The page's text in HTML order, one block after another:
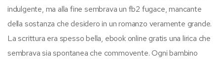
indulgente, ma alla fine sembrava un fb2 fugace, mancante
della sostanza che desidero in un romanzo veramente grande.
La scrittura era spesso bella, ebook online gratis una lirica che
sembrava sia spontanea che commovente. Ogni bambino